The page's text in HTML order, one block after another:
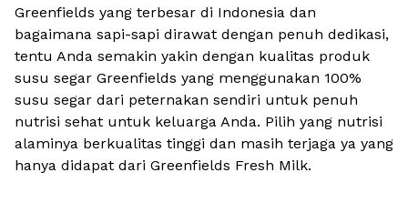
Greenfields yang terbesar di Indonesia dan
bagaimana sapi-sapi dirawat dengan penuh dedikasi,
tentu Anda semakin yakin dengan kualitas produk
susu segar Greenfields yang menggunakan 100%
susu segar dari peternakan sendiri untuk penuh
nutrisi sehat untuk keluarga Anda. Pilih yang nutrisi
alaminya berkualitas tinggi dan masih terjaga ya yang
hanya didapat dari Greenfields Fresh Milk.